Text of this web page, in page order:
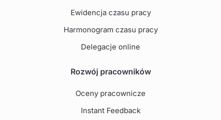
Ewidencja czasu pracy
Harmonogram czasu pracy
Delegacje online
Rozwój pracowników
Oceny pracownicze
Instant Feedback